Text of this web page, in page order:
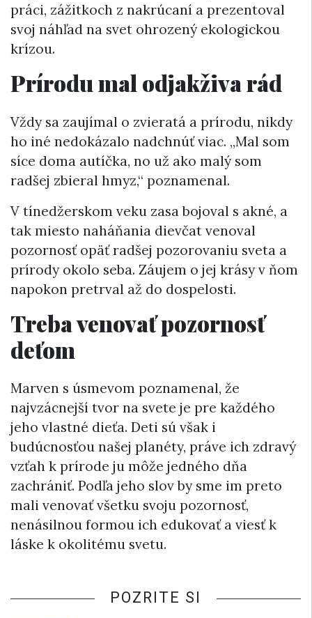
práci, zážitkoch z nakrúcaní a prezentoval
svoj náhľad na svet ohrozený ekologickou
krízou.
Prírodu mal odjakživa rád
Vždy sa zaujímal o zvieratá a prírodu, nikdy
ho iné nedokázalo nadchnúť viac. „Mal som
síce doma autíčka, no už ako malý som
radšej zbieral hmyz,“ poznamenal.
V tínedžerskom veku zasa bojoval s akné, a
tak miesto naháňania dievčat venoval
pozornosť opäť radšej pozorovaniu sveta a
prírody okolo seba. Záujem o jej krásy v ňom
napokon pretrval až do dospelosti.
Treba venovať pozornosť
deťom
Marven s úsmevom poznamenal, že
najvzácnejší tvor na svete je pre každého
jeho vlastné dieťa. Deti sú však i
budúcnosťou našej planéty, práve ich zdravý
vzťah k prírode ju môže jedného dňa
zachrániť. Podľa jeho slov by sme im preto
mali venovať všetku svoju pozornosť,
nenásilnou formou ich edukovať a viesť k
láske k okolitému svetu.
POZRITE SI